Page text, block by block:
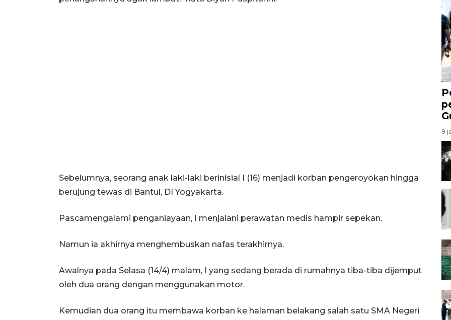
Sebelumnya, seorang anak laki-laki berinisial I (16) menjadi korban pengeroyokan hingga
berujung tewas di Bantul, DI Yogyakarta.
Pascamengalami penganiayaan, I menjalani perawatan medis hampir sepekan.
Namun ia akhirnya menghembuskan nafas terakhirnya.
Awalnya pada Selasa (14/4) malam, I yang sedang berada di rumahnya tiba-tiba dijemput
oleh dua orang dengan menggunakan motor.
Kemudian dua orang itu membawa korban ke halaman belakang salah satu SMA Negeri
9